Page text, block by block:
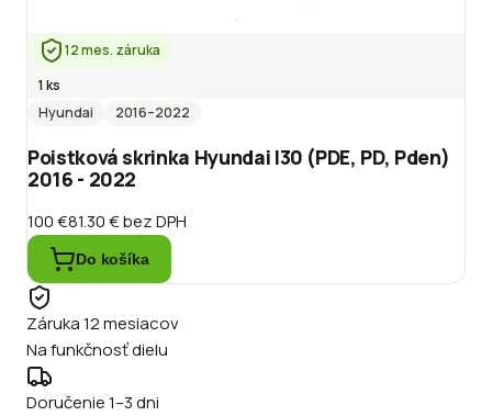
12 mes. záruka
1 ks
Hyundai
2016–2022
Poistková skrinka Hyundai I30 (PDE, PD, Pden)
2016 - 2022
100 €81.30 €bez DPH
Do košíka
Záruka 12 mesiacov
Na funkčnosť dielu
Doručenie 1–3 dni